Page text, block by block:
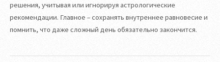
решения, учитывая или игнорируя астрологические
рекомендации. Главное – сохранять внутреннее равновесие и
помнить, что даже сложный день обязательно закончится.